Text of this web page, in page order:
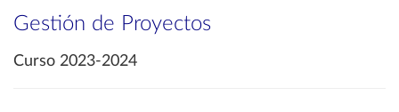
Gestión de Proyectos
Curso 2023-2024